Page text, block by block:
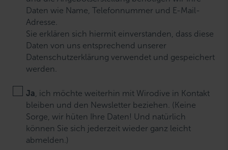
Daten wie Name, Telefonnummer und E-Mail-
Adresse.
Sie erklären sich hiermit einverstanden, dass diese
Daten von uns entsprechend unserer
Datenschutzerklärung verwendet und gespeichert
werden.
Ja , ich möchte weiterhin mit Wirodive in Kontakt
bleiben und den Newsletter beziehen. (Keine
Sorge, wir hüten Ihre Daten! Und natürlich
können Sie sich jederzeit wieder ganz leicht
abmelden.)